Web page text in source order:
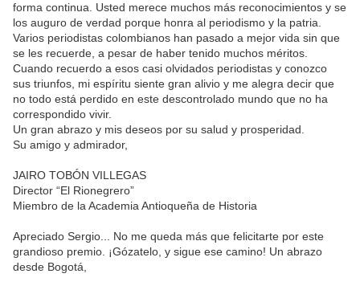
forma continua. Usted merece muchos más reconocimientos y se
los auguro de verdad porque honra al periodismo y la patria.
Varios periodistas colombianos han pasado a mejor vida sin que
se les recuerde, a pesar de haber tenido muchos méritos.
Cuando recuerdo a esos casi olvidados periodistas y conozco
sus triunfos, mi espíritu siente gran alivio y me alegra decir que
no todo está perdido en este descontrolado mundo que no ha
correspondido vivir.
Un gran abrazo y mis deseos por su salud y prosperidad.
Su amigo y admirador,
JAIRO TOBÓN VILLEGAS
Director “El Rionegrero”
Miembro de la Academia Antioqueña de Historia
Apreciado Sergio... No me queda más que felicitarte por este
grandioso premio. ¡Gózatelo, y sigue ese camino! Un abrazo
desde Bogotá,